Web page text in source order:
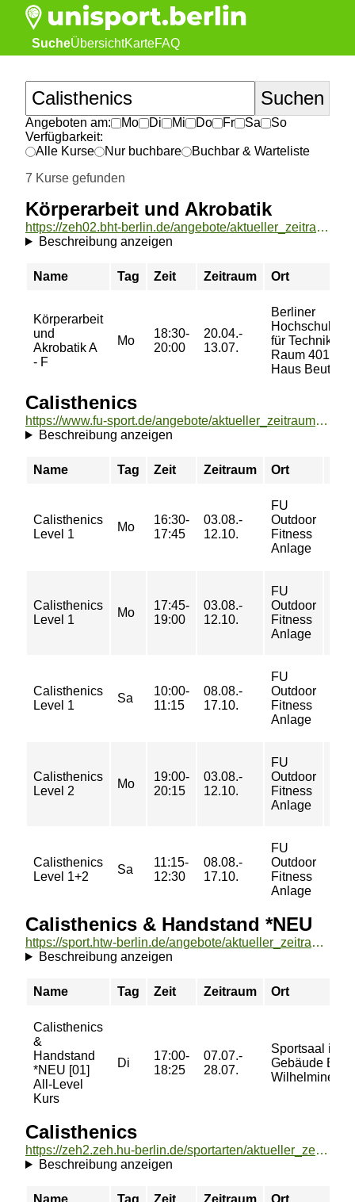
SucheÜbersichtKarteFAQ
Angeboten am: Mo Di Mi Do Fr Sa
So
Verfügbarkeit:
Alle Kurse
Nur buchbare
Buchbar & Warteliste
7 Kurse gefunden
Körperarbeit und Akrobatik
https://zeh02.bht-berlin.de/angebote/aktueller_zeitraum/_Koerperarbeit_und_Akrobatik.html
Beschreibung anzeigen
Name Tag Zeit Zeitraum Ort
Körperarbeit
und
Akrobatik A
- F
Mo
18:30-
20:00
20.04.-
13.07.
Berliner
Hochschule
für Technik,
Raum 401,
Haus Beuth
Calisthenics
https://www.fu-sport.de/angebote/aktueller_zeitraum/_Calisthenics.html
Beschreibung anzeigen
Name Tag Zeit Zeitraum Ort
Calisthenics
Level 1
Mo
16:30-
17:45
03.08.-
12.10.
FU
Outdoor
Fitness
Anlage
Calisthenics
Level 1
Mo
17:45-
19:00
03.08.-
12.10.
FU
Outdoor
Fitness
Anlage
Calisthenics
Level 1
Sa
10:00-
11:15
08.08.-
17.10.
FU
Outdoor
Fitness
Anlage
Calisthenics
Level 2
Mo
19:00-
20:15
03.08.-
12.10.
FU
Outdoor
Fitness
Anlage
Calisthenics
Level 1+2
Sa
11:15-
12:30
08.08.-
17.10.
FU
Outdoor
Fitness
Anlage
Calisthenics & Handstand *NEU
https://sport.htw-berlin.de/angebote/aktueller_zeitraum/_Calisthenics__und__Handstand__NEU.html
Beschreibung anzeigen
Name Tag Zeit Zeitraum Ort
Calisthenics
&
Handstand
*NEU [01]
All-Level
Kurs
Di
17:00-
18:25
07.07.-
28.07.
Sportsaal im
Gebäude B -
Calisthenics
https://zeh2.zeh.hu-berlin.de/sportarten/aktueller_zeitraum/_Calisthenics.html
Beschreibung anzeigen
Name Tag Zeit Zeitraum Ort